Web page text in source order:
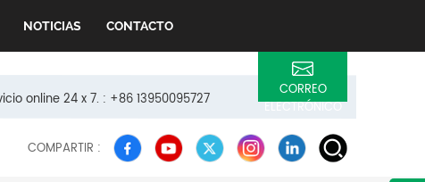
NOTICIAS CONTACTO
online 24 x 7. : +86 13950095727
CORREO
ELECTRÓNICO
COMPARTIR :